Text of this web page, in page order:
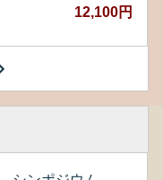
12,100円